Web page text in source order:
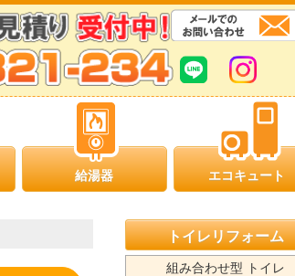
給湯器 エコキュート
トイレリフォーム
組み合わせ型 トイレ